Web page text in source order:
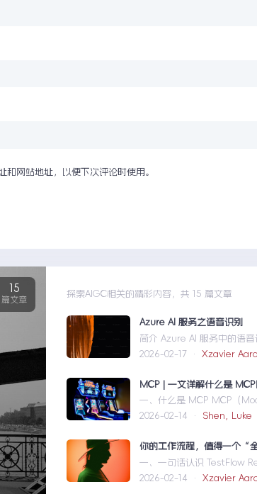
网站地址，以便下次评论时使用。
15
篇文章
探索AIGC相关的精彩内容，共 15 篇文章
Azure AI 服务之语音识别
简介 Azure AI 服务中的语
2026-02-17 ·Xzavier
一、什么是 MCP MCP（
2026-02-14 ·Shen, Luke
一、一句话认识 TestFlow
2026-02-14 ·Xzavier